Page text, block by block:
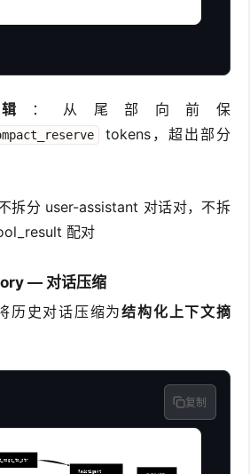
：从尾部向前保
tokens，超出部分
拆分 user-assistant 对话对，不拆
配对
— 对话压缩
历史对话压缩为结构化上下文摘
复制
ReActAgent